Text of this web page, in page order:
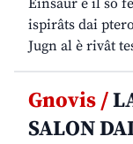
Einsaur e il so
ispirâts dai
Jugn al è rivât
Gnovis /
SALON